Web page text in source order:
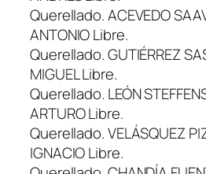
Querellado. ACEVEDO
ANTONIO Libre.
Querellado. GUTIÉRREZ
MIGUEL Libre.
Querellado. LEÓN
ARTURO Libre.
Querellado. VELÁSQUEZ
IGNACIO Libre.